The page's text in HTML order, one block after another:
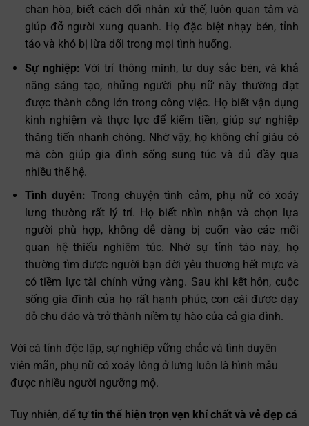
chan hòa, biết cách đối nhân xử thế, luôn quan tâm và
giúp đỡ người xung quanh. Họ đặc biệt nhạy bén, tỉnh
táo và khó bị lừa dối trong mọi tình huống.
Sự nghiệp: Với trí thông minh, tư duy sắc bén, và khả
năng sáng tạo, những người phụ nữ này thường đạt
được thành công lớn trong công việc. Họ biết vận dụng
kinh nghiệm và thực lực để kiếm tiền, giúp sự nghiệp
thăng tiến nhanh chóng. Nhờ vậy, họ không chỉ giàu có
mà còn giúp gia đình sống sung túc và đủ đầy qua
nhiều thế hệ.
Tình duyên: Trong chuyện tình cảm, phụ nữ có xoáy
lưng thường rất lý trí. Họ biết nhìn nhận và chọn lựa
người phù hợp, không dễ dàng bị cuốn vào các mối
quan hệ thiếu nghiêm túc. Nhờ sự tỉnh táo này, họ
thường tìm được người bạn đời yêu thương hết mực và
có tiềm lực tài chính vững vàng. Sau khi kết hôn, cuộc
sống gia đình của họ rất hạnh phúc, con cái được dạy
dỗ chu đáo và trở thành niềm tự hào của cả gia đình.
Với cá tính độc lập, sự nghiệp vững chắc và tình duyên
viên mãn, phụ nữ có xoáy lông ở lưng luôn là hình mẫu
được nhiều người ngưỡng mộ.
Tuy nhiên, đểtự tin thể hiện trọn vẹn khí chất và vẻ đẹp cá